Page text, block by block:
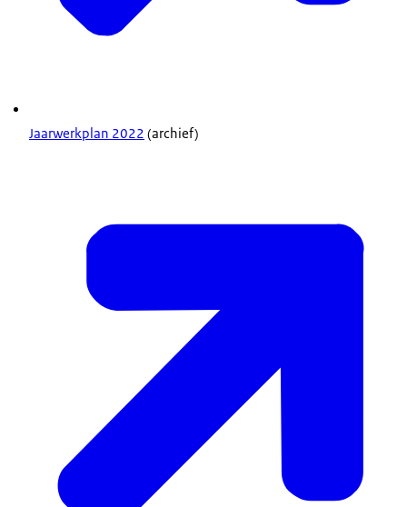
Jaarwerkplan 2022 (archief)